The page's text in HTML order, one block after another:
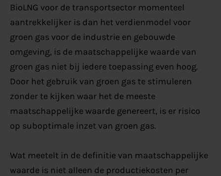
BioLNG voor de transportsector momenteel
aantrekkelijker is dan het verdienmodel voor
groen gas voor de industrie en gebouwde
omgeving, is de maatschappelijke waarde van
groen gas niet bij iedere toepassing even hoog.
Door het gebruik van groen gas te stimuleren
zonder te kijken waar het de meeste
maatschappelijke waarde genereert, is er risico
op suboptimale inzet van groen gas.
Wat meetelt in de definitie van maatschappelijke
waarde is niet alleen de productiekosten per